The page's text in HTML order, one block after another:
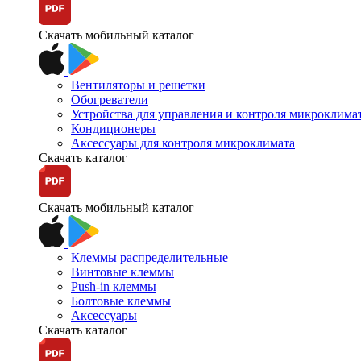
Скачать мобильный каталог
Вентиляторы и решетки
Обогреватели
Устройства для управления и контроля
Кондиционеры
Аксессуары для контроля микроклимата
Скачать каталог
Скачать мобильный каталог
Клеммы распределительные
Винтовые клеммы
Push-in клеммы
Болтовые клеммы
Аксессуары
Скачать каталог